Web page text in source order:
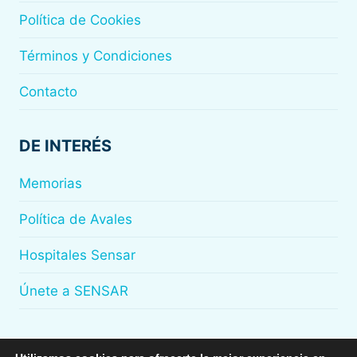
Política de Cookies
Términos y Condiciones
Contacto
DE INTERÉS
Memorias
Política de Avales
Hospitales Sensar
Únete a SENSAR